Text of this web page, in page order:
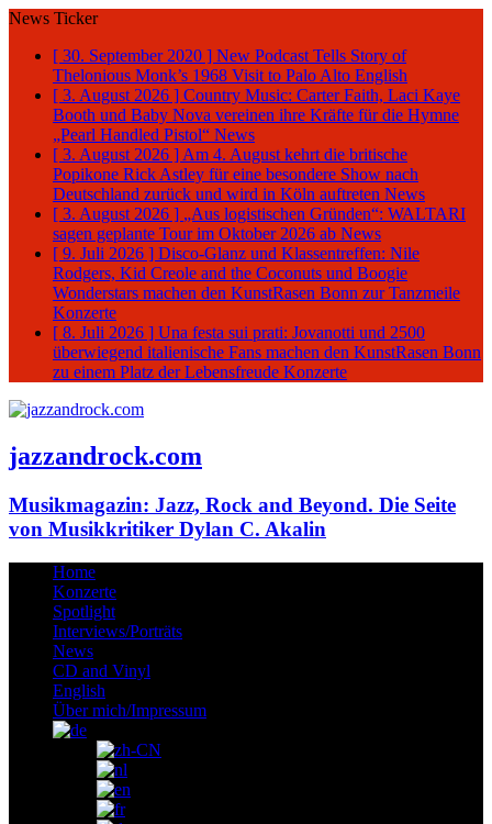
News Ticker
[ 30. September 2020 ] New Podcast Tells Story of
Thelonious Monk’s 1968 Visit to Palo Alto English
[ 3. August 2026 ] Country Music: Carter Faith, Laci Kaye
Booth und Baby Nova vereinen ihre Kräfte für die Hymne
„Pearl Handled Pistol“ News
[ 3. August 2026 ] Am 4. August kehrt die britische
Popikone Rick Astley für eine besondere Show nach
Deutschland zurück und wird in Köln auftreten News
[ 3. August 2026 ] „Aus logistischen Gründen“: WALTARI
sagen geplante Tour im Oktober 2026 ab News
[ 9. Juli 2026 ] Disco-Glanz und Klassentreffen: Nile
Rodgers, Kid Creole and the Coconuts und Boogie
Wonderstars machen den KunstRasen Bonn zur Tanzmeile
Konzerte
[ 8. Juli 2026 ] Una festa sui prati: Jovanotti und 2500
überwiegend italienische Fans machen den KunstRasen Bonn
zu einem Platz der Lebensfreude Konzerte
jazzandrock.com
Musikmagazin: Jazz, Rock and Beyond. Die Seite
von Musikkritiker Dylan C. Akalin
Home
Konzerte
Spotlight
Interviews/Porträts
News
CD and Vinyl
English
Über mich/Impressum